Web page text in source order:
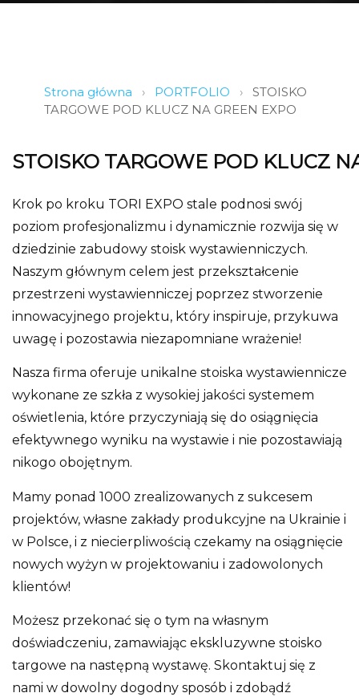
Strona główna › PORTFOLIO ›
STOISKO
TARGOWE POD KLUCZ NA GREEN EXPO
STOISKO TARGOWE POD KLUCZ
Krok po kroku TORI EXPO stale podnosi swój
poziom profesjonalizmu i dynamicznie rozwija się w
dziedzinie zabudowy stoisk wystawienniczych.
Naszym głównym celem jest przekształcenie
przestrzeni wystawienniczej poprzez stworzenie
innowacyjnego projektu, który inspiruje, przykuwa
uwagę i pozostawia niezapomniane wrażenie!
Nasza firma oferuje unikalne stoiska wystawiennicze
wykonane ze szkła z wysokiej jakości systemem
oświetlenia, które przyczyniają się do osiągnięcia
efektywnego wyniku na wystawie i nie pozostawiają
nikogo obojętnym.
Mamy ponad 1000 zrealizowanych z sukcesem
projektów, własne zakłady produkcyjne na Ukrainie i
w Polsce, i z niecierpliwością czekamy na osiągnięcie
nowych wyżyn w projektowaniu i zadowolonych
klientów!
Możesz przekonać się o tym na własnym
doświadczeniu, zamawiając ekskluzywne stoisko
targowe na następną wystawę. Skontaktuj się z
nami w dowolny dogodny sposób i zdobądź